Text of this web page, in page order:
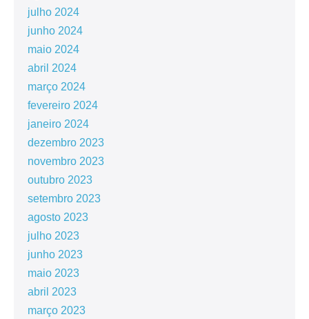
julho 2024
junho 2024
maio 2024
abril 2024
março 2024
fevereiro 2024
janeiro 2024
dezembro 2023
novembro 2023
outubro 2023
setembro 2023
agosto 2023
julho 2023
junho 2023
maio 2023
abril 2023
março 2023